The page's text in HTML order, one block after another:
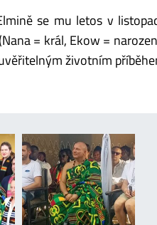
se mu letos v
= král, Ekow =
životním